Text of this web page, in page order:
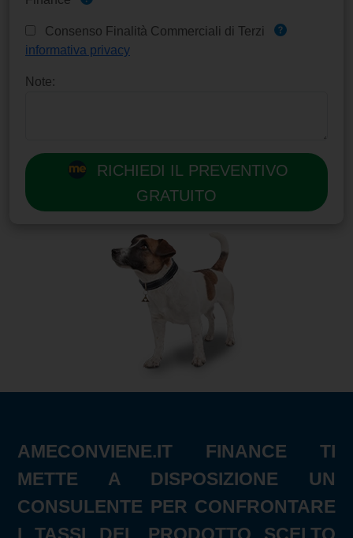
Consenso Finalità Commerciali di Terzi
informativa privacy
Note:
RICHIEDI IL PREVENTIVO
GRATUITO
AMECONVIENE.IT FINANCE TI
METTE A DISPOSIZIONE UN
CONSULENTE PER CONFRONTARE